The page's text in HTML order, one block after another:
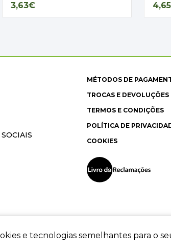
3,63€
e tecnologias semelhantes para o
MÉTODOS DE
TROCAS E DEVOLUÇÕES
TERMOS E CONDIÇÕES
POLÍTICA DE
COOKIES